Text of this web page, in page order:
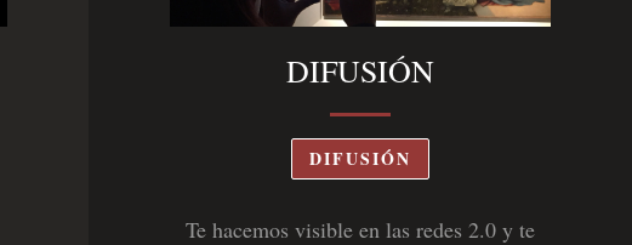
DIFUSIÓN
DIFUSIÓN
Te hacemos visible en las redes 2.0 y te